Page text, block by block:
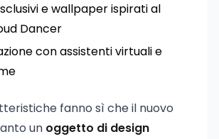
e wallpaper ispirati al
Dancer
con assistenti virtuali e
fanno sì che il nuovo
un oggetto di design